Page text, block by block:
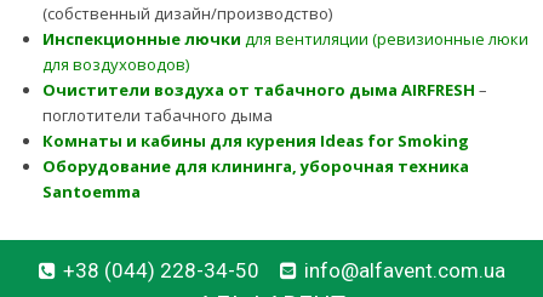
(собственный дизайн/производство)
Инспекционные лючки для вентиляции (ревизионные люки
для воздуховодов)
Очистители воздуха от табачного дыма AIRFRESH –
поглотители табачного дыма
Комнаты и кабины для курения Ideas for Smoking
Оборудование для клининга, уборочная техника
Santoemma
+38 (044) 228-34-50 info@alfavent.com.ua